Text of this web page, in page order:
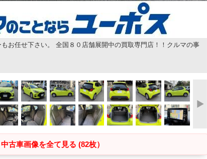
お任せ下さい。 全国８０店舗展開中の買取専門店！！クルマの事
中古車画像を全て見る (82枚）